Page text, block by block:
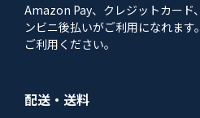
Amazon Pay、クレジットカード
ンビニ後払いがご利用になれま
ご利用ください。
配送・送料